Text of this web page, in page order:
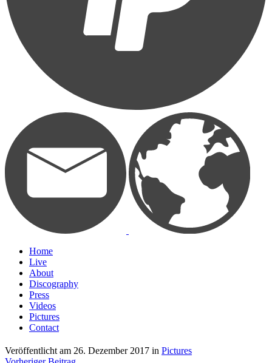
Home
Live
About
Discography
Press
Videos
Pictures
Contact
Veröffentlicht am 26. Dezember 2017 in Pictures